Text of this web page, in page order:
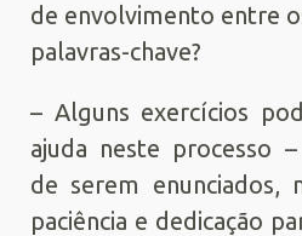
de envolvimento entre
palavras-chave?
– Alguns exercícios
ajuda neste processo
de serem enunciados,
paciência e dedicação